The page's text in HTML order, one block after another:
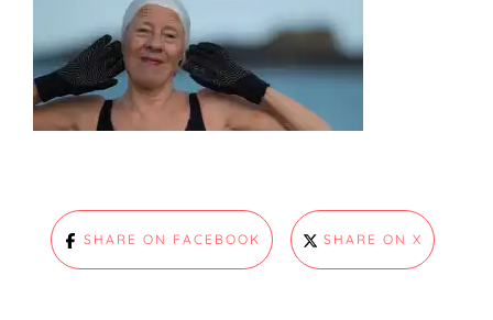
SHARE ON FACEBOOK SHARE ON X